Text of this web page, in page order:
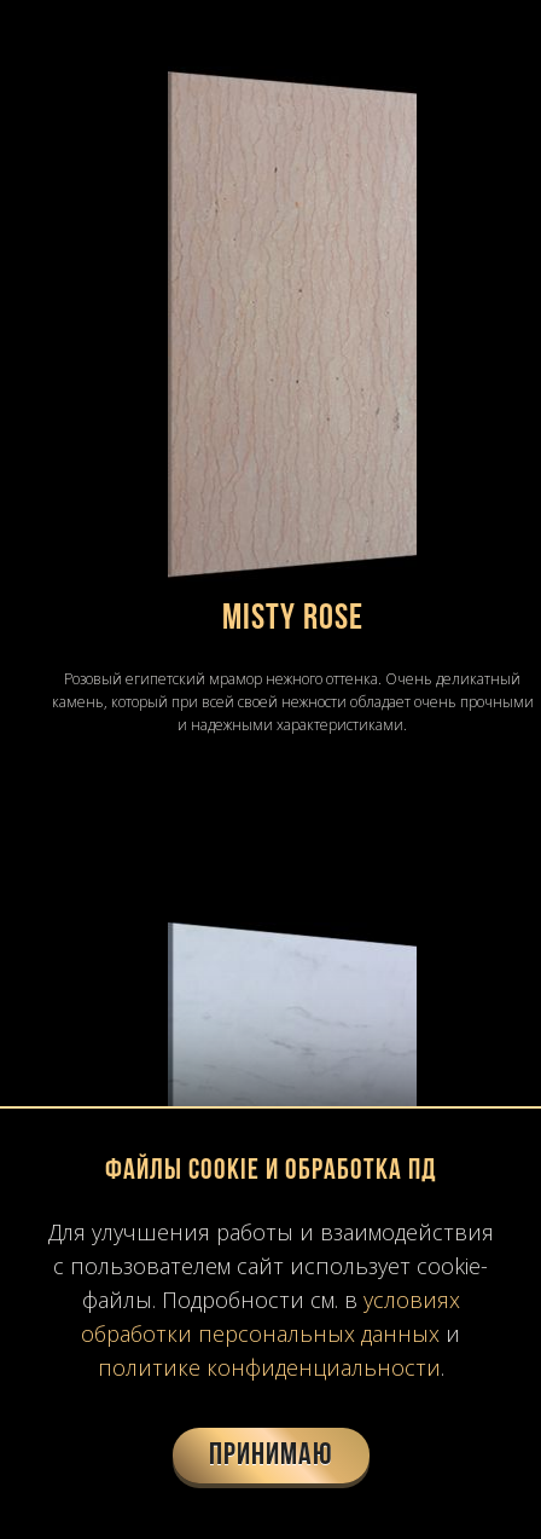
Misty Rose
Розовый египетский мрамор нежного оттенка. Очень деликатный
камень, который при всей своей нежности обладает очень прочными
и надежными характеристиками.
PIRGON ALAS
Файлы Cookie и обработка ПД
Для улучшения работы и взаимодействия
с пользователем сайт использует cookie-
файлы. Подробности см. в условиях
обработки персональных данных и
политике конфиденциальности.
Принимаю